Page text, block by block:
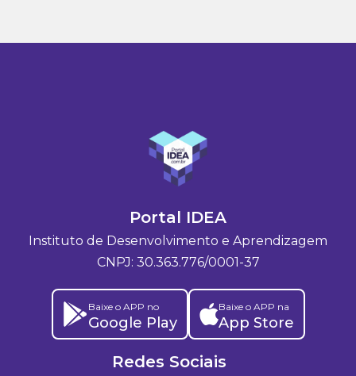
Portal IDEA
Instituto de Desenvolvimento e Aprendizagem
CNPJ: 30.363.776/0001-37
Baixe o APP no
Google Play
Baixe o APP na
App Store
Redes Sociais